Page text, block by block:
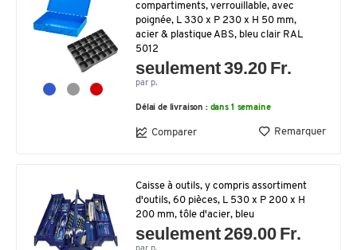
compartiments, verrouillable, avec
poignée, L 330 x P 230 x H 50 mm,
acier & plastique ABS, bleu clair RAL
5012
seulement 39.20 Fr.
par p.
Délai de livraison : dans 1 semaine
Comparer Remarquer
Caisse à outils, y compris assortiment
d'outils, 60 pièces, L 530 x P 200 x H
200 mm, tôle d'acier, bleu
seulement 269.00 Fr.